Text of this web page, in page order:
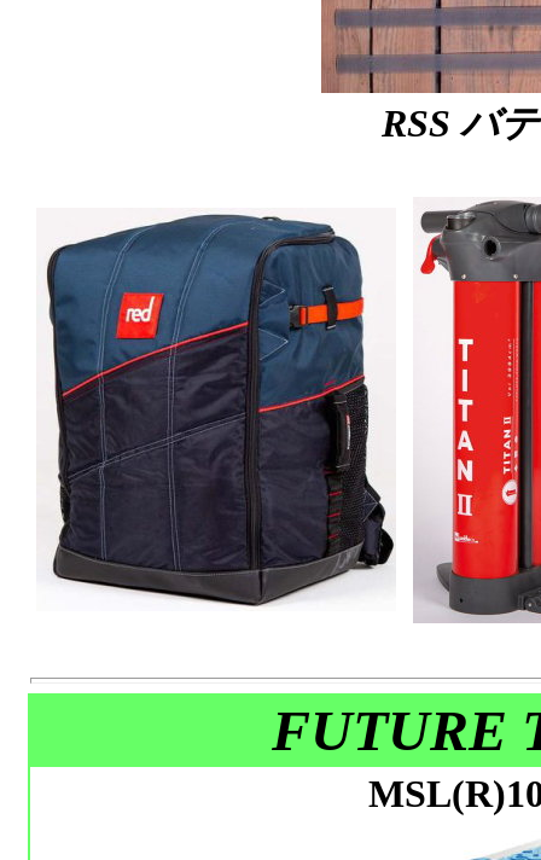
RSS バ
FUTURE